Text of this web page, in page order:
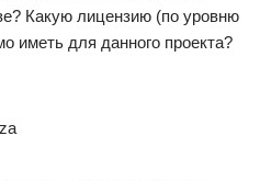
Какую лицензию (по уровню
иметь для данного проекта?